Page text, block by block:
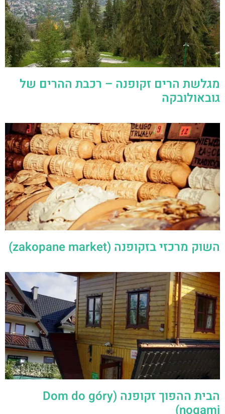
מגלשת הרים זקופנה – רכבת ההרים של
גובאולובקה
השוק מרכזי בזקופנה (zakopane market)
הבית ההפוך זקופנה (Dom do góry